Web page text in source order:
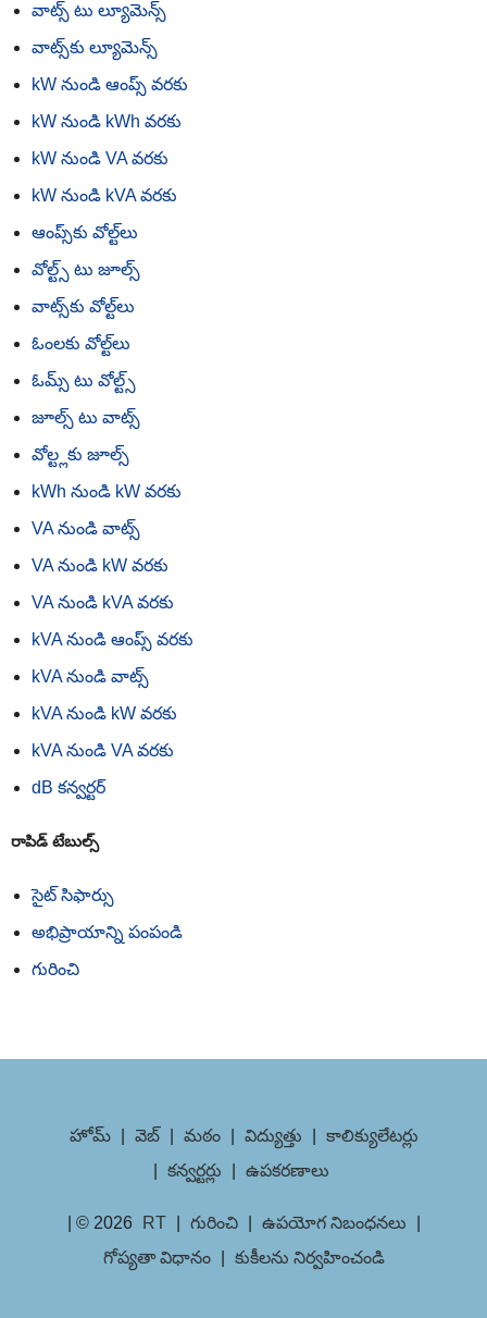
వాట్స్ టు ల్యూమెన్స్
వాట్స్‌కు ల్యూమెన్స్
kW నుండి ఆంప్స్ వరకు
kW నుండి kWh వరకు
kW నుండి VA వరకు
kW నుండి kVA వరకు
ఆంప్స్‌కు వోల్ట్‌లు
వోల్ట్స్ టు జూల్స్
వాట్స్‌కు వోల్ట్‌లు
ఓంలకు వోల్ట్‌లు
ఓమ్స్ టు వోల్ట్స్
జూల్స్ టు వాట్స్
వోల్ట్లకు జూల్స్
kWh నుండి kW వరకు
VA నుండి వాట్స్
VA నుండి kW వరకు
VA నుండి kVA వరకు
kVA నుండి ఆంప్స్ వరకు
kVA నుండి వాట్స్
kVA నుండి kW వరకు
kVA నుండి VA వరకు
dB కన్వర్టర్
రాపిడ్ టేబుల్స్
సైట్ సిఫార్సు
అభిప్రాయాన్ని పంపండి
గురించి
హోమ్ వెబ్ మఠం విద్యుత్తు
కాలిక్యులేటర్లు
కన్వర్టర్లు ఉపకరణాలు
| © 2026 RT గురించి ఉపయోగ నిబంధనలు
గోప్యతా విధానం
కుకీలను నిర్వహించండి